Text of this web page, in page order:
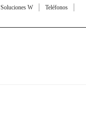
Soluciones W
Teléfonos